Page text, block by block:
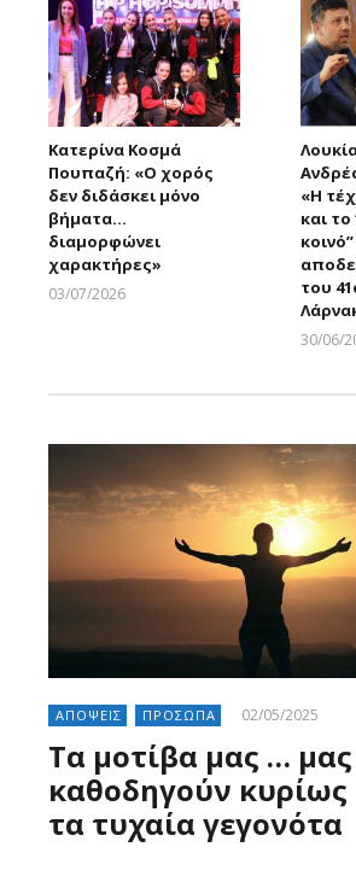
Κατερίνα Κοσμά
Πουπαζή: «Ο χορός
δεν διδάσκει μόνο
βήματα…
διαμορφώνει
χαρακτήρες»
03/07/2026
«Η
και
του
30/06/
ΑΠΟΨΕΙΣ ΠΡΟΣΩΠΑ 02/05/2025
Τα μοτίβα μας … μας
καθοδηγούν κυρίως
τα τυχαία γεγονότα